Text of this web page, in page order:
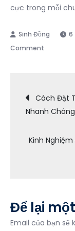
cực trong mỗi
6
Comment
Địa
Điểm
Chức
Du
Lịch
Điều
bài
Cách Đặt
Nhanh
Kinh
Để lại
Email của bạn sẽ